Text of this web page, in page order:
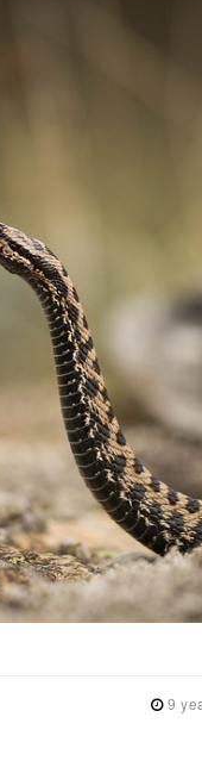
9